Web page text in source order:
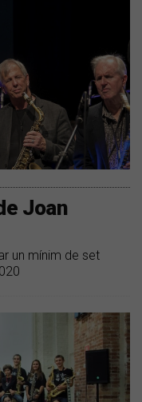
Joan
un mínim de set